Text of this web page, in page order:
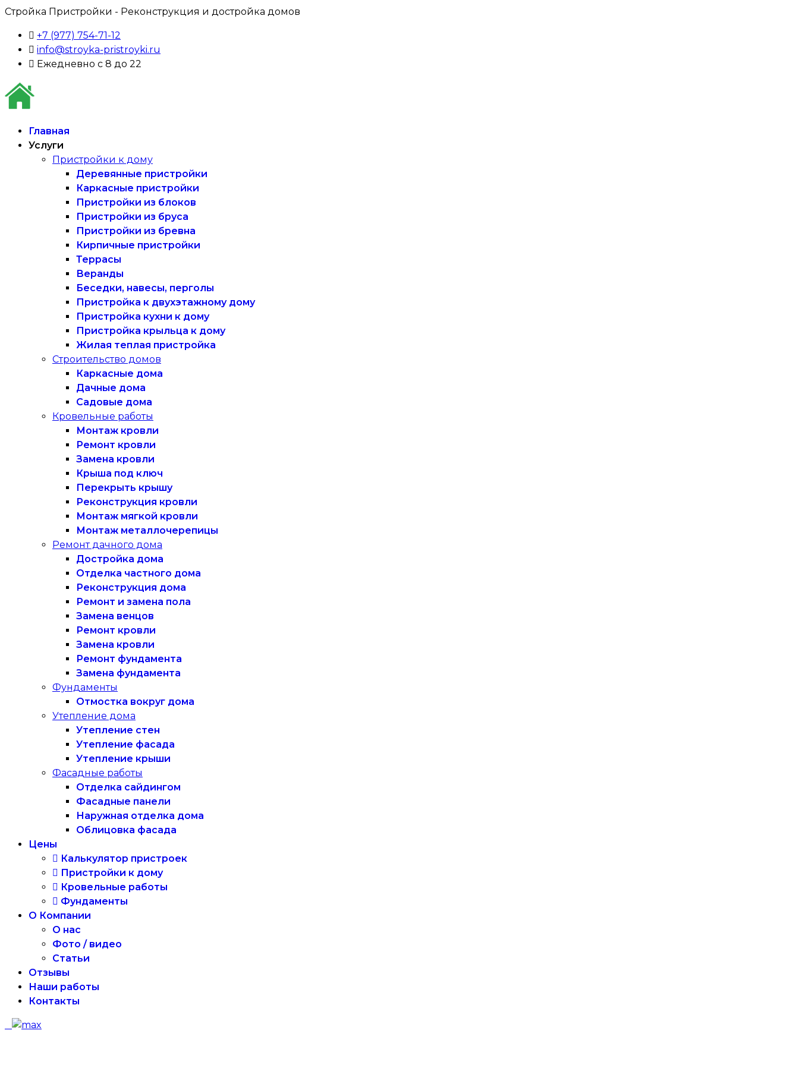
Стройка Пристройки - Реконструкция и достройка домов
+7 (977) 754-71-12
info@stroyka-pristroyki.ru
Ежедневно с 8 до 22
Главная
Услуги
Пристройки к дому
Деревянные пристройки
Каркасные пристройки
Пристройки из блоков
Пристройки из бруса
Пристройки из бревна
Кирпичные пристройки
Террасы
Веранды
Беседки, навесы, перголы
Пристройка к двухэтажному дому
Пристройка кухни к дому
Пристройка крыльца к дому
Жилая теплая пристройка
Строительство домов
Каркасные дома
Дачные дома
Садовые дома
Кровельные работы
Монтаж кровли
Ремонт кровли
Замена кровли
Крыша под ключ
Перекрыть крышу
Реконструкция кровли
Монтаж мягкой кровли
Монтаж металлочерепицы
Ремонт дачного дома
Достройка дома
Отделка частного дома
Реконструкция дома
Ремонт и замена пола
Замена венцов
Ремонт кровли
Замена кровли
Ремонт фундамента
Замена фундамента
Фундаменты
Отмостка вокруг дома
Утепление дома
Утепление стен
Утепление фасада
Утепление крыши
Фасадные работы
Отделка сайдингом
Фасадные панели
Наружная отделка дома
Облицовка фасада
Цены
Калькулятор пристроек
Пристройки к дому
Кровельные работы
Фундаменты
О Компании
О нас
Фото / видео
Статьи
Отзывы
Наши работы
Контакты